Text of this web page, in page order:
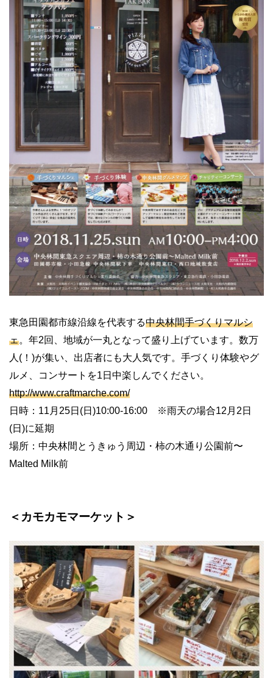
東急田園都市線沿線を代表する中央林間手づくりマルシ
ェ。年2回、地域が一丸となって盛り上げています。数万
人(！)が集い、出店者にも大人気です。手づくり体験やグ
ルメ、コンサートを1日中楽しんでください。
http://www.craftmarche.com/
日時：11月25日(日)10:00-16:00 ※雨天の場合12月2日
(日)に延期
場所：中央林間とうきゅう周辺・柿の木通り公園前〜
Malted Milk前
＜カモカモマーケット＞